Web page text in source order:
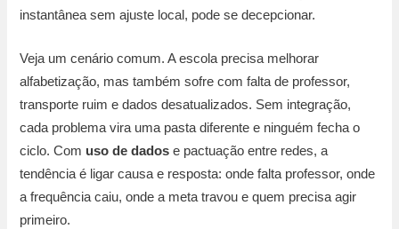
instantânea sem ajuste local, pode se decepcionar.
Veja um cenário comum. A escola precisa melhorar
alfabetização, mas também sofre com falta de professor,
transporte ruim e dados desatualizados. Sem integração,
cada problema vira uma pasta diferente e ninguém fecha o
ciclo. Com uso de dados e pactuação entre redes, a
tendência é ligar causa e resposta: onde falta professor, onde
a frequência caiu, onde a meta travou e quem precisa agir
primeiro.